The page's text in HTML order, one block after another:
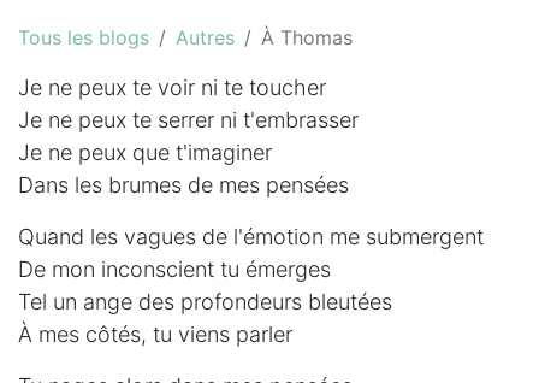
Tous les blogs Autres À Thomas
Je ne peux te voir ni te toucher
Je ne peux te serrer ni t'embrasser
Je ne peux que t'imaginer
Dans les brumes de mes pensées
Quand les vagues de l'émotion me submergent
De mon inconscient tu émerges
Tel un ange des profondeurs bleutées
À mes côtés, tu viens parler